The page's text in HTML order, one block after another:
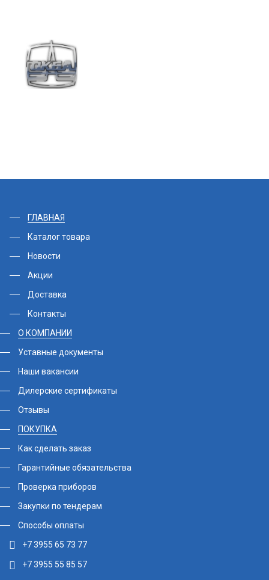
ГЛАВНАЯ
Каталог товара
Новости
Акции
Доставка
Контакты
О КОМПАНИИ
Уставные документы
Наши вакансии
Дилерские сертификаты
Отзывы
ПОКУПКА
Как сделать заказ
Гарантийные обязательства
Проверка приборов
Закупки по тендерам
Способы оплаты
+7 3955 65 73 77
+7 3955 55 85 57